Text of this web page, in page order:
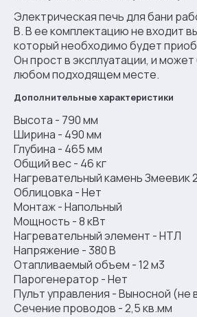
Электрическая печь для бани
В. В ее комплектацию не входит
который необходимо будет
Он прост в эксплуатации, и
любом подходящем месте.
Дополнительные характеристики
Высота - 790 мм
Ширина - 490 мм
Глубина - 465 мм
Общий вес - 46 кг
Нагревательный камень Змеевик
Облицовка - Нет
Монтаж - Напольный
Мощность - 8 кВт
Нагревательный элемент - НТЛ
Напряжение - 380 В
Отапливаемый объем - 12 м3
Парогенератор - Нет
Пульт управления - Выносной (не
Сечение проводов - 2,5 кв.мм